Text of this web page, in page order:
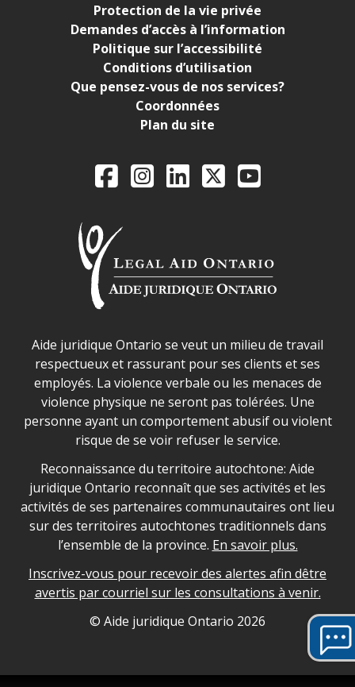
Protection de la vie privée
Demandes d’accès à l’information
Politique sur l’accessibilité
Conditions d’utilisation
Que pensez-vous de nos services?
Coordonnées
Plan du site
Legal Aid Ontario
FacebookInstagram
LinkedIn
X YouTube
Déclaration sur la sécurité dans les locaux d'AJO.
Aide juridique Ontario se veut un milieu de travail
respectueux et rassurant pour ses clients et ses
employés. La violence verbale ou les menaces de
violence physique ne seront pas tolérées. Une
personne ayant un comportement abusif ou violent
risque de se voir refuser le service.
Legal Aid Ontario land acknowledgement
Reconnaissance du territoire autochtone: Aide
juridique Ontario reconnaît que ses activités et les
activités de ses partenaires communautaires ont lieu
sur des territoires autochtones traditionnels dans
l’ensemble de la province. En savoir plus.
Inscrivez-vous pour recevoir des alertes afin dêtre
avertis par courriel sur les consultations à venir.
Legal Aid Ontario copyright information
© Aide juridique Ontario 2026